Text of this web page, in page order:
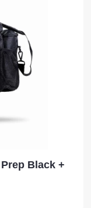
Black +